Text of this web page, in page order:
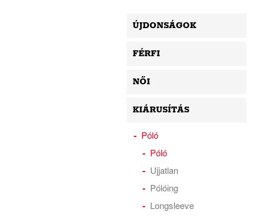
ÚJDONSÁGOK
FÉRFI
NŐI
KIÁRUSÍTÁS
Póló
Póló
Ujjatlan
Pólóing
Longsleeve